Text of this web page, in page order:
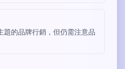
題的品牌行銷，但仍需注意品